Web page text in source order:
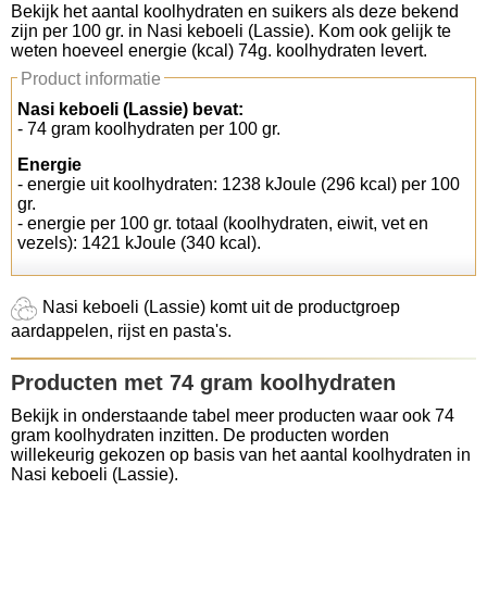
Koolhydraten tellen
Links
Bekijk het aantal koolhydraten en suikers als deze bekend
zijn per 100 gr. in Nasi keboeli (Lassie). Kom ook gelijk te
weten hoeveel energie (kcal) 74g. koolhydraten levert.
Product informatie
Nasi keboeli (Lassie) bevat:
- 74 gram koolhydraten per 100 gr.
Energie
- energie uit koolhydraten: 1238 kJoule (296 kcal) per 100
gr.
- energie per 100 gr. totaal (koolhydraten, eiwit, vet en
vezels): 1421 kJoule (340 kcal).
Nasi keboeli (Lassie) komt uit de productgroep
aardappelen, rijst en pasta's.
Producten met 74 gram koolhydraten
Bekijk in onderstaande tabel meer producten waar ook 74
gram koolhydraten inzitten. De producten worden
willekeurig gekozen op basis van het aantal koolhydraten in
Nasi keboeli (Lassie).